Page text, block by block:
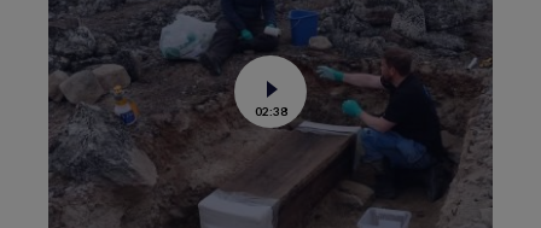
Voir
la
vidéo
grand
cimetière
02:38